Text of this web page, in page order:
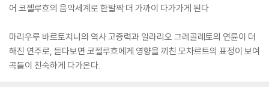
어 코젤루흐의 음악세계로 한발짝 더 가까이 다가가게 된다.
마리우루 바르토치니의 역사 고증력과 일라리오 그레골레토의 연륜이 더
해진 연주로, 듣다보면 코젤루흐에게 영향을 끼친 모차르트의 표정이 보여
곡들이 친숙하게 다가온다.